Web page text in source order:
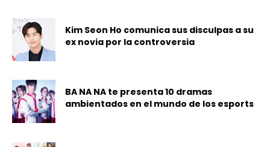
Kim Seon Ho comunica sus disculpas a su
ex novia por la controversia
BA NA NA te presenta 10 dramas
ambientados en el mundo de los esports